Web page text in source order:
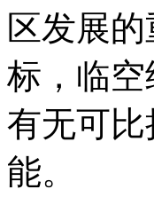
区发展
标，临
有无可
能。